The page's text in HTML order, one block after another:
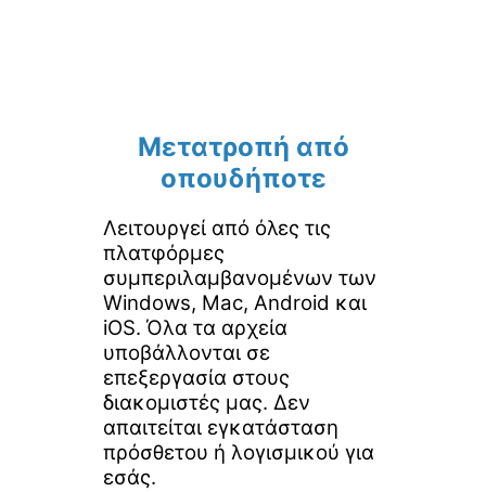
Μετατροπή από
οπουδήποτε
Λειτουργεί από όλες τις
πλατφόρμες
συμπεριλαμβανομένων των
Windows, Mac, Android και
iOS. Όλα τα αρχεία
υποβάλλονται σε
επεξεργασία στους
διακομιστές μας. Δεν
απαιτείται εγκατάσταση
πρόσθετου ή λογισμικού για
εσάς.